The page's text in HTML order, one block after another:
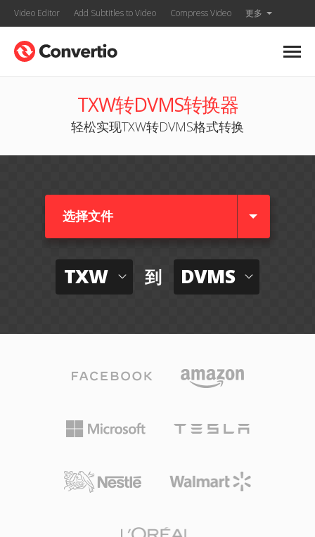
Video Editor Add Subtitles to Video Compress Video 更多
TXW转DVMS转换器
轻松实现TXW转DVMS格式转换
选择文件
TXW 到 DVMS